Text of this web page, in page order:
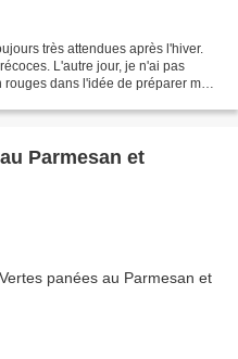
très attendues après l'hiver.
L'autre jour, je n'ai pas
dans l'idée de préparer mon
Parmesan et